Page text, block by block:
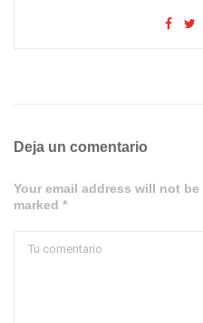
Deja un comentario
Your email address will not
marked *